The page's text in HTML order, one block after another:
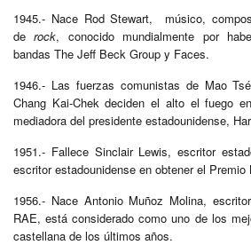
1945.- Nace Rod Stewart, músico,
derock, conocido mundialmente por
bandas The Jeff Beck Group y Faces.
1946.- Las fuerzas comunistas de Mao
Chang Kai-Chek deciden el alto el fuego
mediadora del presidente estadounidense,
1951.- Fallece Sinclair Lewis, escritor
escritor estadounidense en obtener el Premio
1956.- Nace Antonio Muñoz Molina,
RAE, está considerado como uno de los
castellana de los últimos años.